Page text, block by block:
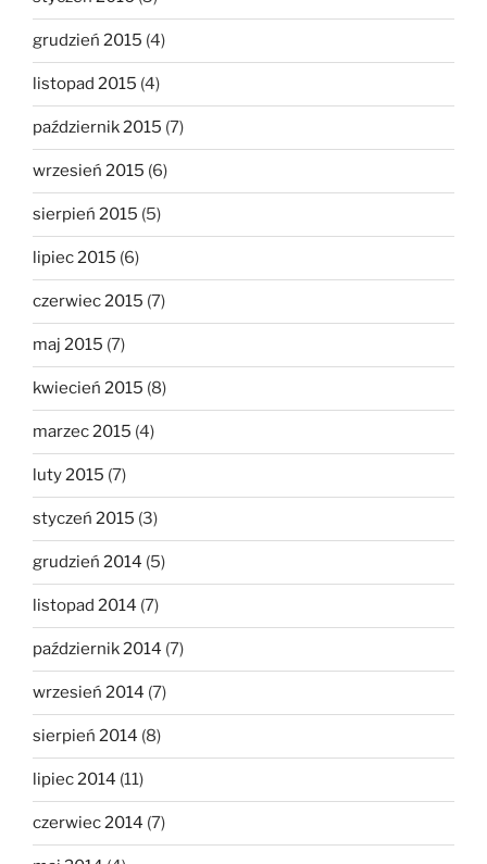
grudzień 2015 (4)
listopad 2015 (4)
październik 2015 (7)
wrzesień 2015 (6)
sierpień 2015 (5)
lipiec 2015 (6)
czerwiec 2015 (7)
maj 2015 (7)
kwiecień 2015 (8)
marzec 2015 (4)
luty 2015 (7)
styczeń 2015 (3)
grudzień 2014 (5)
listopad 2014 (7)
październik 2014 (7)
wrzesień 2014 (7)
sierpień 2014 (8)
lipiec 2014 (11)
czerwiec 2014 (7)